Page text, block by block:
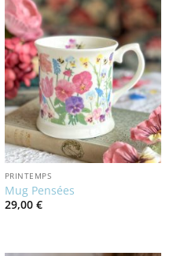
PRINTEMPS
Mug Pensées
29,00 €